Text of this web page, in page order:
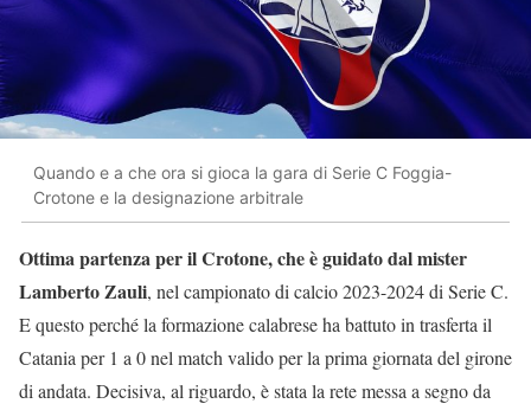
Quando e a che ora si gioca la gara di Serie C Foggia-
Crotone e la designazione arbitrale
Ottima partenza per il Crotone, che è guidato dal mister
Lamberto Zauli, nel campionato di calcio 2023-2024 di Serie C.
E questo perché la formazione calabrese ha battuto in trasferta il
Catania per 1 a 0 nel match valido per la prima giornata del girone
di andata. Decisiva, al riguardo, è stata la rete messa a segno da